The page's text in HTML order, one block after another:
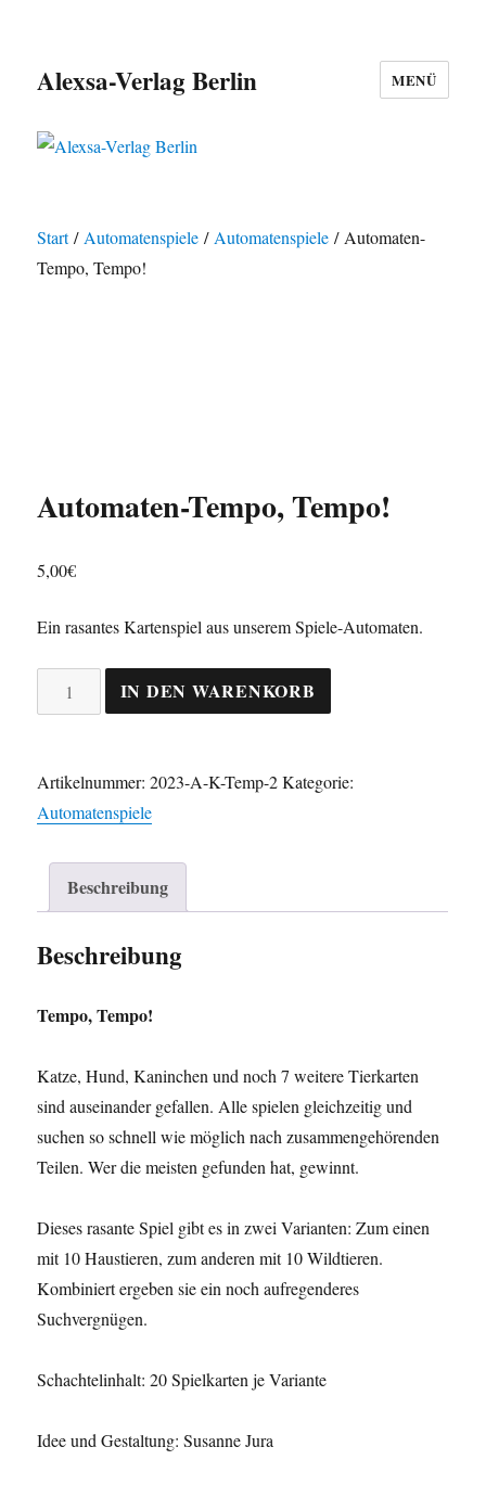
Alexsa-Verlag Berlin MENÜ
Start/Automatenspiele /Automatenspiele / Automaten-
Tempo, Tempo!
Automaten-Tempo, Tempo!
5,00€
Ein rasantes Kartenspiel aus unserem Spiele-Automaten.
Automaten-
Tempo,
Menge
IN DEN WARENKORB
Artikelnummer:2023-A-K-Temp-2 Kategorie:
Automatenspiele
Beschreibung
Beschreibung
Tempo, Tempo!
Katze, Hund, Kaninchen und noch 7 weitere Tierkarten
sind auseinander gefallen. Alle spielen gleichzeitig und
suchen so schnell wie möglich nach zusammengehörenden
Teilen. Wer die meisten gefunden hat, gewinnt.
Dieses rasante Spiel gibt es in zwei Varianten: Zum einen
mit 10 Haustieren, zum anderen mit 10 Wildtieren.
Kombiniert ergeben sie ein noch aufregenderes
Suchvergnügen.
Schachtelinhalt: 20 Spielkarten je Variante
Idee und Gestaltung: Susanne Jura